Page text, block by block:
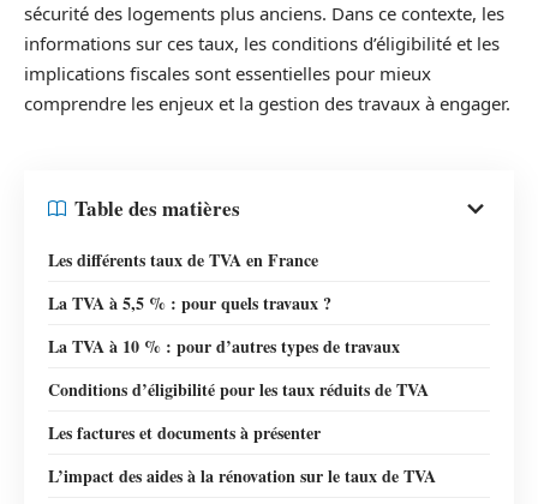
sécurité des logements plus anciens. Dans ce contexte, les
informations sur ces taux, les conditions d’éligibilité et les
implications fiscales sont essentielles pour mieux
comprendre les enjeux et la gestion des travaux à engager.
Table des matières
Les différents taux de TVA en France
La TVA à 5,5 % : pour quels travaux ?
La TVA à 10 % : pour d’autres types de travaux
Conditions d’éligibilité pour les taux réduits de TVA
Les factures et documents à présenter
L’impact des aides à la rénovation sur le taux de TVA